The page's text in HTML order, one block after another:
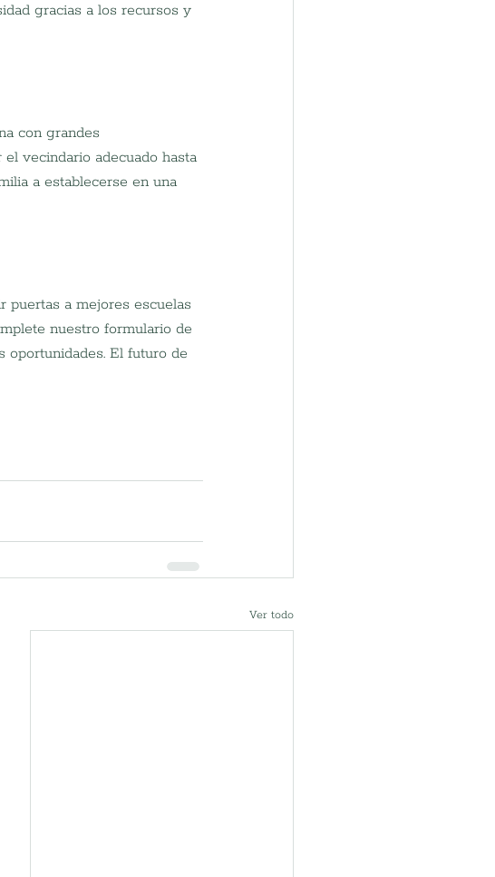
gracias a los recursos y
con grandes
vecindario adecuado hasta
a establecerse en una
puertas a mejores escuelas
nuestro formulario de
oportunidades. El futuro de
Ver todo